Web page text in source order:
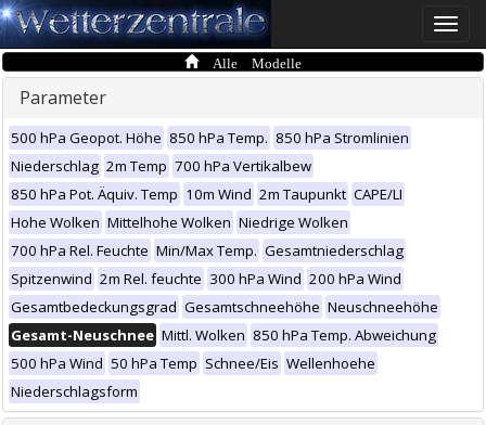
Toggle
Alle Modelle
Parameter
500 hPa Geopot. Höhe 850 hPa Temp. 850 hPa Stromlinien
Niederschlag 2m Temp 700 hPa Vertikalbew
850 hPa Pot. Äquiv. Temp 10m Wind 2m Taupunkt CAPE/LI
Hohe Wolken Mittelhohe Wolken Niedrige Wolken
700 hPa Rel. Feuchte Min/Max Temp. Gesamtniederschlag
Spitzenwind 2m Rel. feuchte 300 hPa Wind 200 hPa Wind
Gesamtbedeckungsgrad Gesamtschneehöhe Neuschneehöhe
Gesamt-Neuschnee Mittl. Wolken 850 hPa Temp. Abweichung
500 hPa Wind 50 hPa Temp Schnee/Eis Wellenhoehe
Niederschlagsform